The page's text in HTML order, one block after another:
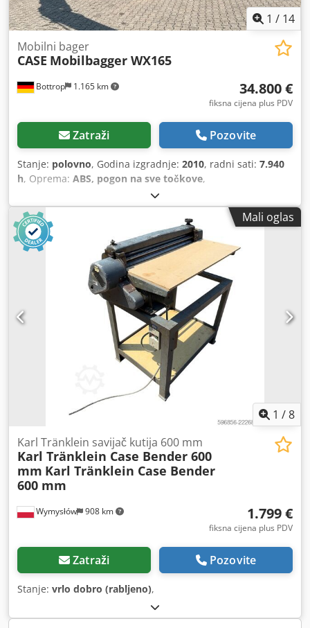
1 / 14
Bottrop 1.165 km
Mobilni bager
CASE Mobilbagger WX165
34.800 €
fiksna cijena plus PDV
Zatraži Pozovite
Stanje: polovno, Godina izgradnje: 2010, radni sati: 7.940
h, Oprema: ABS, pogon na sve točkove,
Mali oglas
1 /8
Wymysłów 908 km
Karl Tränklein savijač kutija 600 mm
Karl Tränklein Case Bender 600
mm Karl Tränklein Case Bender
600 mm
1.799 €
fiksna cijena plus PDV
Zatraži Pozovite
Stanje: vrlo dobro (rabljeno),